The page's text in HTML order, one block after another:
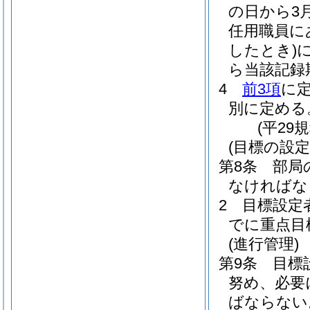
の日から3
任用職員
したとき)
ら当該記
4
前3項に
別に定める
(平29
(目標の設
第8条
部局
なければ
2
目標設
でに重点
(進行管理)
第9条
目標
努め、必
ばならな